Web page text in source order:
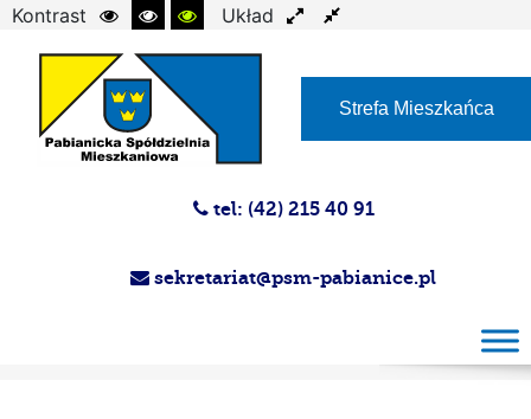
Kontrast
Układ
Strefa Mieszkańca
tel: (42) 215 40 91
sekretariat@psm-pabianice.pl